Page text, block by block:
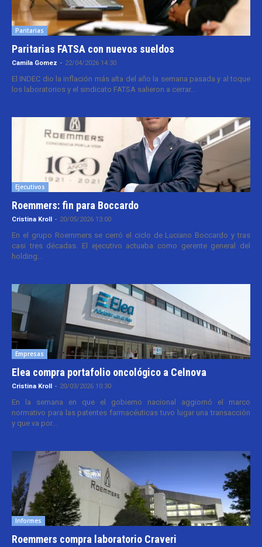
Paritarias
Paritarias FATSA con nuevos sueldos
Camila Gomez - 22/04/2026 14:30
El INDEC dio la inflación más alta del año la semana pasada y al toque
los laboratorios y el sindicato FATSA salieron a cerrar...
Ejecutivos
Roemmers: fin para Boccardo
Cristina Kroll - 20/05/2026 13:00
En el grupo Roemmers se cerró el ciclo de Luciano Boccardo y tras
casi tres décadas. El ejecutivo actuaba como gerente general del
holding...
Empresas
Elea compra portafolio oncológico a Celnova
Cristina Kroll - 20/03/2026 10:30
En la semana en que el gobierno nacional aggiornó el marco
normativo para las patentes farmacéuticas tuvo lugar una transacción
y que va por...
Informes
Roemmers compra laboratorio Craveri